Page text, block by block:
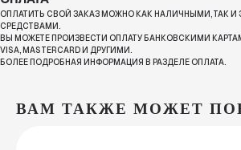
ОПЛАТИТЬ СВОЙ ЗАКАЗ МОЖНО КАК НАЛИЧНЫМИ, ТАК И
СРЕДСТВАМИ.
ВЫ МОЖЕТЕ ПРОИЗВЕСТИ ОПЛАТУ БАНКОВСКИМИ
VISA, MASTERCARD И ДРУГИМИ.
БОЛЕЕ ПОДРОБНАЯ ИНФОРМАЦИЯ В РАЗДЕЛЕ ОПЛАТА.
ВАМ ТАКЖЕ МОЖЕТ